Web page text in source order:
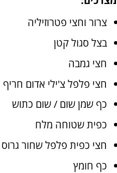
צרור וחצי פטרוזיליה
בצל סגול קטן
חצי גמבה
חצי פלפל צ'ילי אדום חריף
כף שמן שום / שום כתוש
כפית שטוחה מלח
חצי כפית פלפל שחור גרוס
כף חומץ